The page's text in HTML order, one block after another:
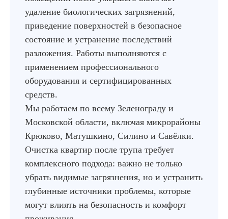
удаление биологических загрязнений,
приведение поверхностей в безопасное
состояние и устранение последствий
разложения. Работы выполняются с
применением профессионального
оборудования и сертифицированных
средств.
Мы работаем по всему Зеленограду и
Московской области, включая микрорайоны
Крюково, Матушкино, Силино и Савёлки.
Очистка квартир после трупа требует
комплексного подхода: важно не только
убрать видимые загрязнения, но и устранить
глубинные источники проблемы, которые
могут влиять на безопасность и комфорт